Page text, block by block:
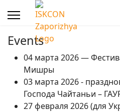
Events
04 марта 2026 —
Мишры
03 марта 2026 -
Господа Чайтаньи –
27 февраля 2026 (для